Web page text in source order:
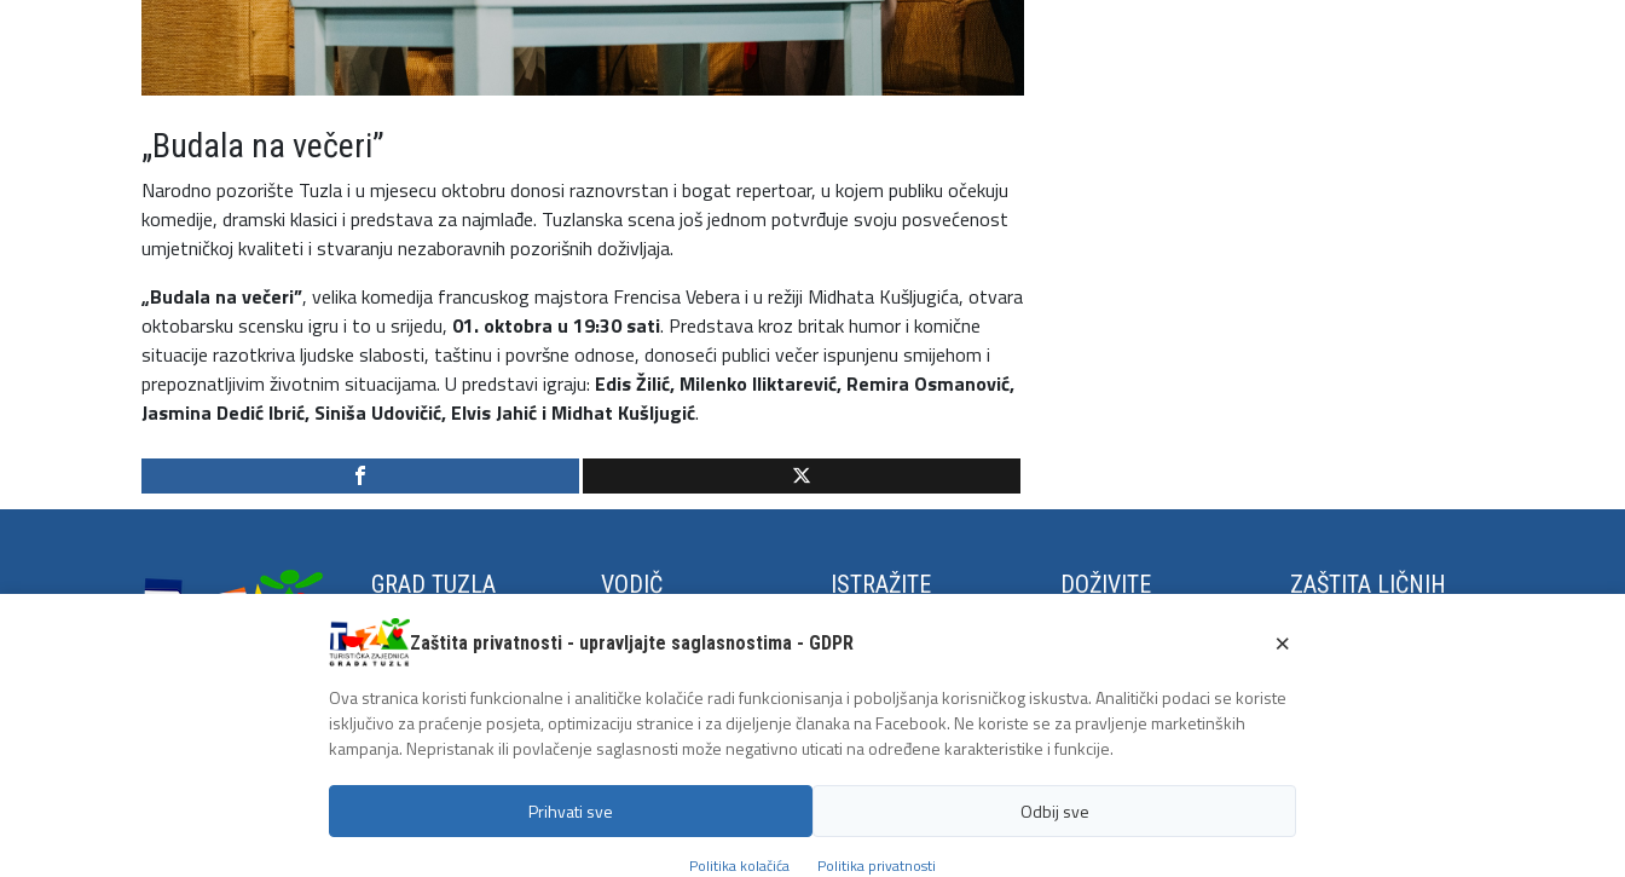
„Budala na večeri”
Narodno pozorište Tuzla i u mjesecu oktobru donosi raznovrstan i bogat repertoar, u kojem publiku očekuju
komedije, dramski klasici i predstava za najmlađe. Tuzlanska scena još jednom potvrđuje svoju posvećenost
umjetničkoj kvaliteti i stvaranju nezaboravnih pozorišnih doživljaja.
„Budala na večeri”, velika komedija francuskog majstora Frencisa Vebera i u režiji Midhata Kušljugića, otvara
oktobarsku scensku igru i to u srijedu, 01. oktobra u 19:30 sati. Predstava kroz britak humor i komične
situacije razotkriva ljudske slabosti, taštinu i površne odnose, donoseći publici večer ispunjenu smijehom i
prepoznatljivim životnim situacijama. U predstavi igraju: Edis Žilić, Milenko Iliktarević, Remira Osmanović,
Jasmina Dedić Ibrić, Siniša Udovičić, Elvis Jahić i Midhat Kušljugić.
GRAD TUZLA
Grad na zrnu soli
Historija Tuzle
VODIČ
Turistički info centar
Tuzla
Javni prevoz
ISTRAŽITE
Trg Slobode
Geološka postavka
DOŽIVITE
Tuzlanski polumaraton
Tuzlanska biciklijada
ZAŠTITA LIČNIH
Zaštita privatnosti - upravljajte saglasnostima - GDPR ×
Ova stranica koristi funkcionalne i analitičke kolačiće radi funkcionisanja i poboljšanja korisničkog iskustva. Analitički podaci se koriste
isključivo za praćenje posjeta, optimizaciju stranice i za dijeljenje članaka na Facebook. Ne koriste se za pravljenje marketinških
kampanja. Nepristanak ili povlačenje saglasnosti može negativno uticati na određene karakteristike i funkcije.
Prihvati sve Odbij sve
Politika kolačića Politika privatnosti